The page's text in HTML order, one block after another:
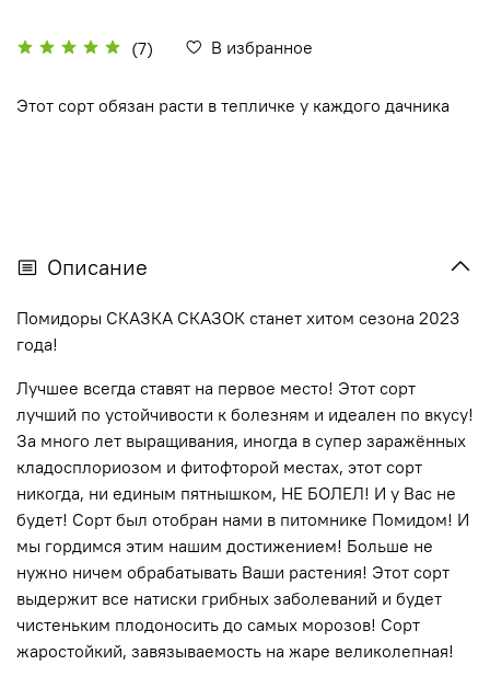
(7) В избранное
Этот сорт обязан расти в тепличке у каждого дачника
Описание
Помидоры СКАЗКА СКАЗОК станет хитом сезона 2023
года!
Лучшее всегда ставят на первое место! Этот сорт
лучший по устойчивости к болезням и идеален по вкусу!
За много лет выращивания, иногда в супер заражённых
кладосплориозом и фитофторой местах, этот сорт
никогда, ни единым пятнышком, НЕ БОЛЕЛ! И у Вас не
будет! Сорт был отобран нами в питомнике Помидом! И
мы гордимся этим нашим достижением! Больше не
нужно ничем обрабатывать Ваши растения! Этот сорт
выдержит все натиски грибных заболеваний и будет
чистеньким плодоносить до самых морозов! Сорт
жаростойкий, завязываемость на жаре великолепная!